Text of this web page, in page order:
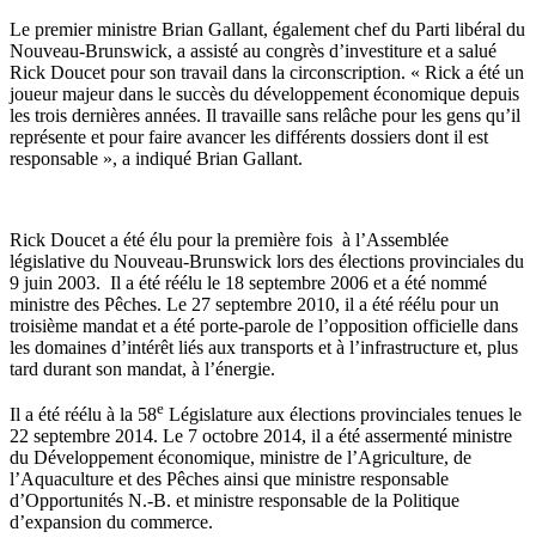
Le premier ministre Brian Gallant, également chef du Parti libéral du
Nouveau-Brunswick, a assisté au congrès d’investiture et a salué
Rick Doucet pour son travail dans la circonscription. « Rick a été un
joueur majeur dans le succès du développement économique depuis
les trois dernières années. Il travaille sans relâche pour les gens qu’il
représente et pour faire avancer les différents dossiers dont il est
responsable », a indiqué Brian Gallant.
Rick Doucet a été élu pour la première fois à l’Assemblée
législative du Nouveau-Brunswick lors des élections provinciales du
9 juin 2003. Il a été réélu le 18 septembre 2006 et a été nommé
ministre des Pêches. Le 27 septembre 2010, il a été réélu pour un
troisième mandat et a été porte-parole de l’opposition officielle dans
les domaines d’intérêt liés aux transports et à l’infrastructure et, plus
tard durant son mandat, à l’énergie.
Il a été réélu à la 58e Législature aux élections provinciales tenues le
22 septembre 2014. Le 7 octobre 2014, il a été assermenté ministre
du Développement économique, ministre de l’Agriculture, de
l’Aquaculture et des Pêches ainsi que ministre responsable
d’Opportunités N.-B. et ministre responsable de la Politique
d’expansion du commerce.